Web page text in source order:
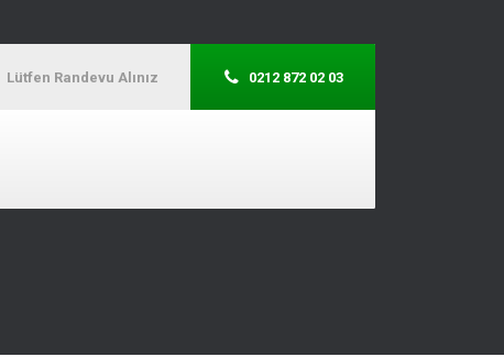
Lütfen Randevu Alınız 0212 872 02 03